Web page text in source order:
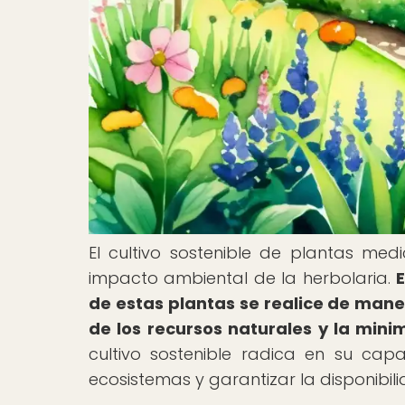
El cultivo sostenible de plantas
impacto ambiental de la herbolaria.
de estas plantas se realice de
de los recursos naturales y la
cultivo sostenible radica en su
ecosistemas y garantizar la